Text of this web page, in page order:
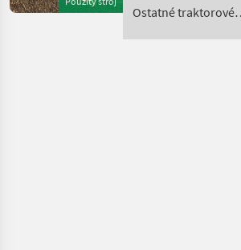
Beleuchtungsanlage -
traktorové kom
Ostatné traktorové